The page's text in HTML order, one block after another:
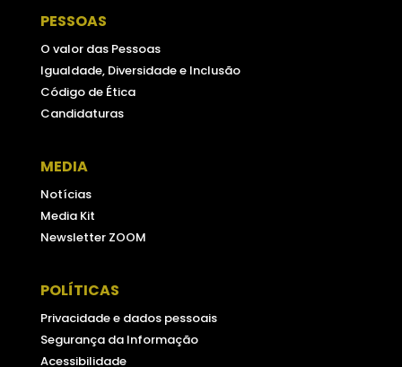
PESSOAS
O valor das Pessoas
Igualdade, Diversidade e Inclusão
Código de Ética
Candidaturas
MEDIA
Notícias
Media Kit
Newsletter ZOOM
POLÍTICAS
Privacidade e dados pessoais
Segurança da Informação
Acessibilidade